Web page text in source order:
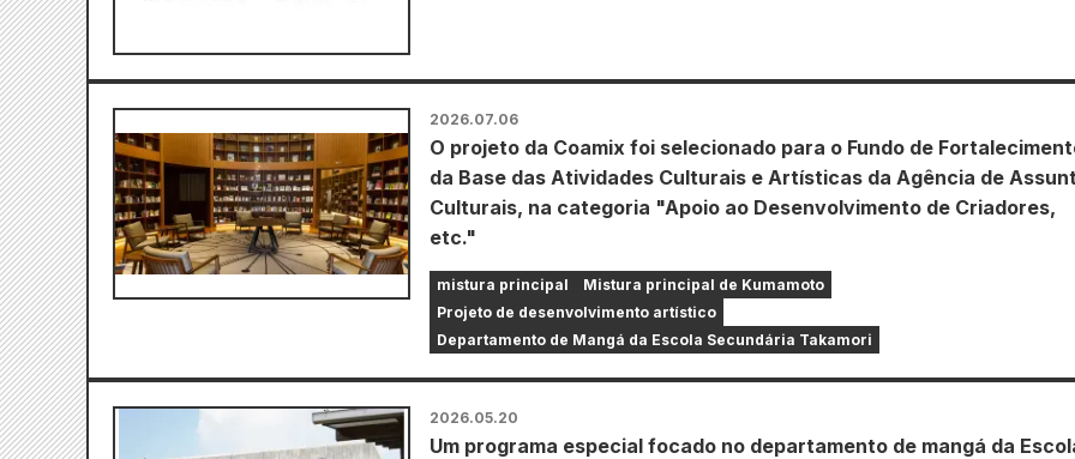
2026.07.06
O projeto da Coamix foi selecionado para o Fundo de
da Base das Atividades Culturais e Artísticas da Agência de
Culturais, na categoria "Apoio ao Desenvolvimento de Criadores,
etc."
mistura principal
Mistura principal de Kumamoto
Projeto de desenvolvimento artístico
Departamento de Mangá da Escola Secundária Takamori
2026.05.20
Um programa especial focado no departamento de mangá da